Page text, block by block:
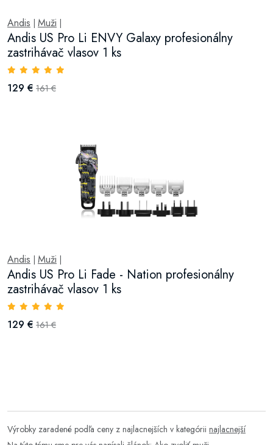
Andis Muži
Andis US Pro Li ENVY Galaxy profesionálny
zastrihávač vlasov 1 ks
129 € 161 €
Andis Muži
Andis US Pro Li Fade - Nation profesionálny
zastrihávač vlasov 1 ks
129 € 161 €
Výrobky zaradené podľa ceny z najlacnejších v kategórii najlacnejší